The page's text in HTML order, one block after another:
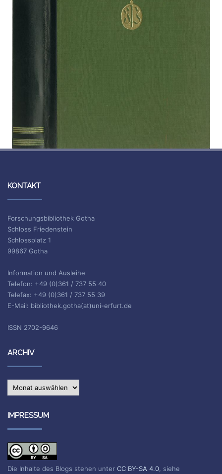
KONTAKT
Forschungsbibliothek Gotha
Schloss Friedenstein
Schlossplatz 1
99867 Gotha
Information und Ausleihe
Telefon: +49 (0)361 / 737 55 40
Telefax: +49 (0)361 / 737 55 39
E-Mail: bibliothek.gotha(at)uni-erfurt.de
ISSN 2702-9646
ARCHIV
Archiv
IMPRESSUM
Die Inhalte des Blogs stehen unter CC BY-SA 4.0 , siehe